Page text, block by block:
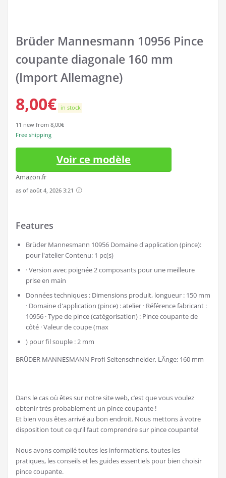
Brüder Mannesmann 10956 Pince
coupante diagonale 160 mm
(Import Allemagne)
8,00€ in stock
11 new from 8,00€
Free shipping
Voir ce modèle
Amazon.fr
as of août 4, 2026 3:21
Features
Brüder Mannesmann 10956 Domaine d'application (pince):
pour l'atelier Contenu: 1 pc(s)
· Version avec poignée 2 composants pour une meilleure
prise en main
Données techniques : Dimensions produit, longueur : 150 mm
· Domaine d'application (pince) : atelier · Référence fabricant :
10956 · Type de pince (catégorisation) : Pince coupante de
côté · Valeur de coupe (max
) pour fil souple : 2 mm
BRÜDER MANNESMANN Profi Seitenschneider, LÂnge: 160 mm
Dans le cas où êtes sur notre site web, c’est que vous voulez
obtenir très probablement un pince coupante !
Et bien vous êtes arrivé au bon endroit. Nous mettons à votre
disposition tout ce qu’il faut comprendre sur pince coupante!
Nous avons compilé toutes les informations, toutes les
pratiques, les conseils et les guides essentiels pour bien choisir
pince coupante.